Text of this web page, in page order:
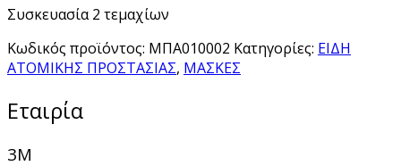
Συσκευασία 2 τεμαχίων
Κωδικός προϊόντος: ΜΠΑ010002 Κατηγορίες: ΕΙΔΗ
ΑΤΟΜΙΚΗΣ ΠΡΟΣΤΑΣΙΑΣ, ΜΑΣΚΕΣ
Εταιρία
3M